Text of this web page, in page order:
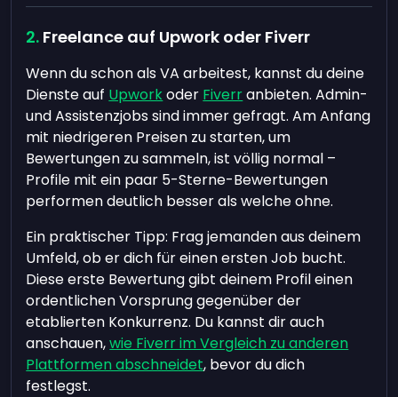
Freelance auf Upwork oder Fiverr
Wenn du schon als VA arbeitest, kannst du deine
Dienste auf Upworkoder Fiverranbieten. Admin-
und Assistenzjobs sind immer gefragt. Am Anfang
mit niedrigeren Preisen zu starten, um
Bewertungen zu sammeln, ist völlig normal –
Profile mit ein paar 5-Sterne-Bewertungen
performen deutlich besser als welche ohne.
Ein praktischer Tipp: Frag jemanden aus deinem
Umfeld, ob er dich für einen ersten Job bucht.
Diese erste Bewertung gibt deinem Profil einen
ordentlichen Vorsprung gegenüber der
etablierten Konkurrenz. Du kannst dir auch
anschauen,wie Fiverr im Vergleich zu anderen
Plattformen abschneidet, bevor du dich
festlegst.